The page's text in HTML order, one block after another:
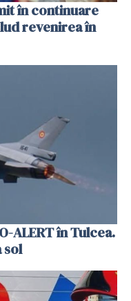
în continuare
revenirea în
ALERT în Tulcea.
sol